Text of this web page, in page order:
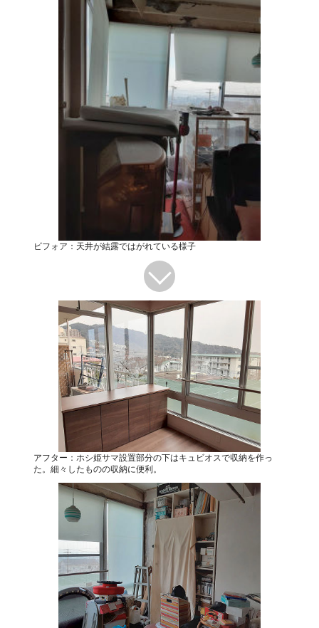
ビフォア：天井が結露ではがれている様子
アフター：ホシ姫サマ設置部分の下はキュビオスで収納を作っ
た。細々したものの収納に便利。